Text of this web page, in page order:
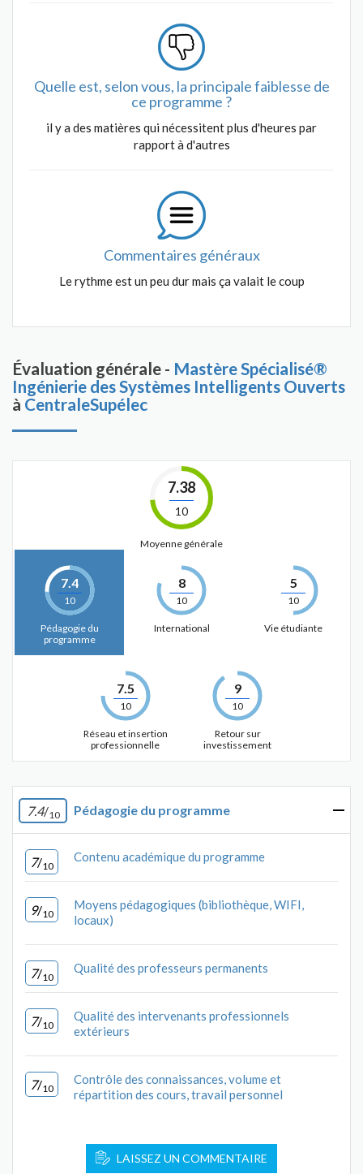
Quelle est, selon vous, la principale faiblesse de
ce programme ?
il y a des matières qui nécessitent plus d'heures par
rapport à d'autres
Commentaires généraux
Le rythme est un peu dur mais ça valait le coup
Évaluation générale - Mastère Spécialisé®
Ingénierie des Systèmes Intelligents Ouverts
à CentraleSupélec
7.38
10
Moyenne générale
7.4
10
Pédagogie du
programme
8
10
International
5
10
Vie étudiante
7.5
10
Réseau et insertion
professionnelle
9
10
Retour sur
investissement
7.4/10 Pédagogie du programme
7/10
Contenu académique du programme
9/10
Moyens pédagogiques (bibliothèque, WIFI,
locaux)
7/10
Qualité des professeurs permanents
7/10
Qualité des intervenants professionnels
extérieurs
7/10
Contrôle des connaissances, volume et
répartition des cours, travail personnel
LAISSEZ UN COMMENTAIRE